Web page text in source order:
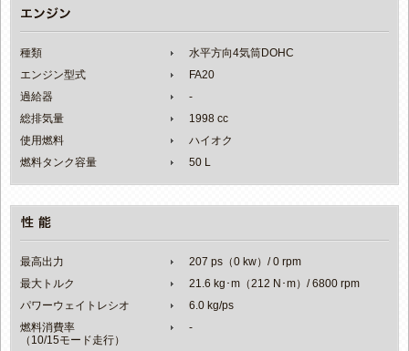
最高出力
207 ps（0 kw）/ 0 rpm
最大トルク
21.6 kg･m（212 N･m）/ 6800 rpm
パワーウェイトレシオ
6.0 kg/ps
燃料消費率
（10/15モード走行）
-
種類
水平方向4気筒DOHC
エンジン型式
FA20
過給器
-
総排気量
1998 cc
使用燃料
ハイオク
燃料タンク容量
50 L